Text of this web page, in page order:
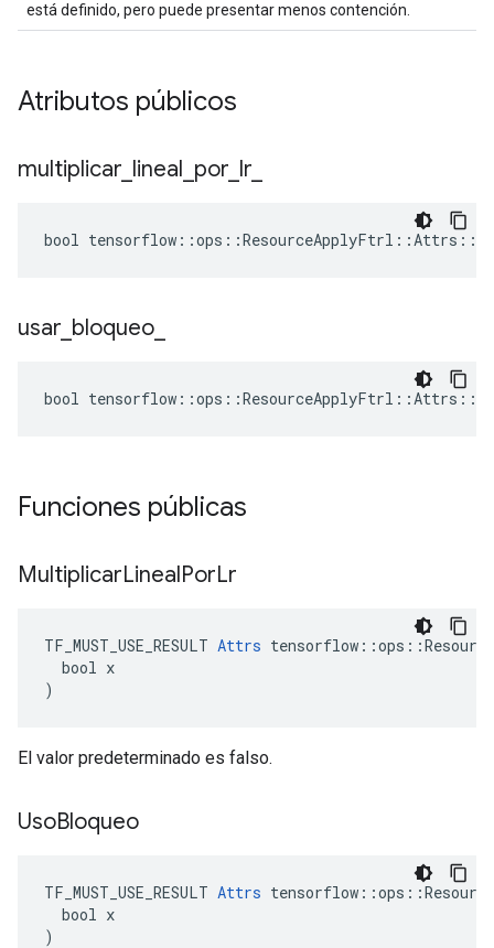
está definido, pero puede presentar menos contención.
Atributos públicos
multiplicar lineal por lr
bool
usar bloqueo
bool
Funciones públicas
MultiplicarLinealPorLr
TF_MUST_USE_RESULT Attrs
  bool x
)
El valor predeterminado es falso.
UsoBloqueo
TF_MUST_USE_RESULT Attrs
  bool x
)